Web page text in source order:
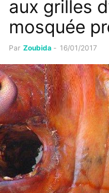
aux grilles
mosquée
Par Zoubida - 16/01/2017